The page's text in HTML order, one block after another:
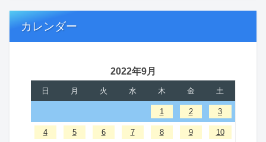
カレンダー
2022年9月
日 月 火 水 木 金 土
1 2 3
4 5 6 7 8 9 10